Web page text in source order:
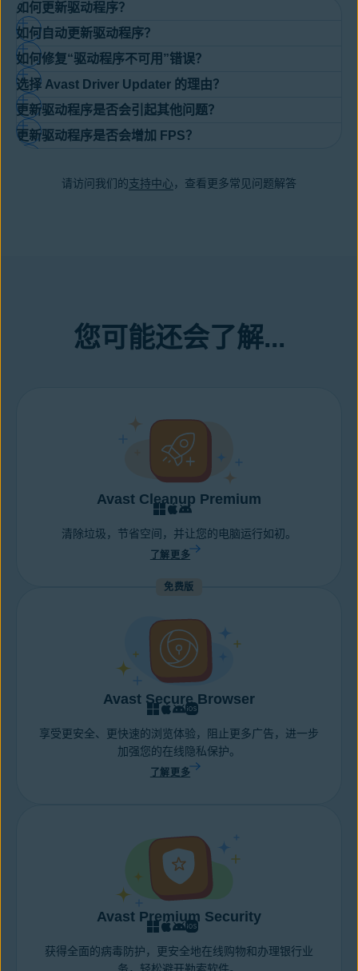
如何更新驱动程序？
您可以手动更新 Windows 11 驱动程序
本或通过 Windows 11 设备管理器进行更新。但手动更新既耗时又
有风险。安装错误的驱动程序可能导致系统崩溃或设备问题。
Avast Driver Updater 可为您完成这项工作，从经过验证的数据库
中查找最新驱动程序，让您的 PC 保持顺畅运行。
如何自动更新驱动程序？
您可使用值得信赖的驱动程序更新软件（如 Avast Driver
Updater），轻松完成此操作。它包含一个拥有数百万驱动程序的
数据库，能为您的 PC 推荐最佳驱动程序，并在更新准备好安装时
通知您。
如何修复“驱动程序不可用”错误？
当打印机或扫描仪、扬声器等配件缺少驱动程序或驱动程序安装不
当时，通常会出现此错误。Avast Driver Update 内置驱动程序检
查工具，可在您遇到“打印机驱动程序不可用”错误
PC，检测缺失或有故障的驱动程序，并帮助您安装安全、可用的
选择 Avast Driver Updater 的理由？
Avast Driver Updater 是卓越的 Windows 驱动程序更新软件
一。我们可根据包含 7000 万个驱动程序的自有数据库扫描您的
版本。Avast 也是全球规模最大、最值得信赖的网络安全品牌之
更新驱动程序是否会引起其他问题？
更新驱动程序会在以下两种情况下引起问题：
您尝试手动更新驱动程序，但您不知道自己在干嘛。当您试图用错
误的更新来手动更新驱动程序，绕过第三个问题中详细介绍的
原功能，还允许您快速撤销通过 Avast Driver Updater 进行的、存
在问题的驱动程序更新，让您返回到旧版本但更稳定的驱动程序。
更新驱动程序是否会增加 FPS？
何改进都可能很微小，并且不太可能极大地提升游戏体验或 PC 性
请访问我们的支持中心 ，查看更多常见问题解答
您可能还会了解...
Avast Cleanup Premium
清除垃圾，节省空间，并让您的电脑运行如初。
了解更多
免费版
Avast Secure Browser
享受更安全、更快速的浏览体验，阻止更多广告，进一步
加强您的在线隐私保护。
了解更多
Avast Premium Security
获得全面的病毒防护，更安全地在线购物和办理银行业